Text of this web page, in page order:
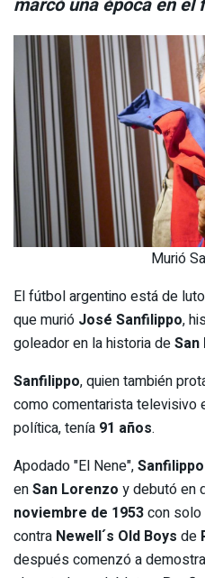
Murió
El fútbol argentino está de
que murió José Sanfilippo,
goleador en la historia de
Sanfilippo, quien también
como comentarista televisivo
política, tenía 91 años.
Apodado "El Nene",Sanfilippo
enSan Lorenzo y debutó en
noviembre de 1953con solo
contra Newell´s Old Boys de
después comenzó a